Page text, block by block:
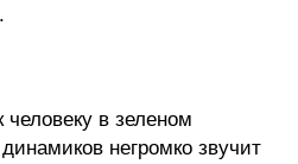
в зеленом
негромко звучит